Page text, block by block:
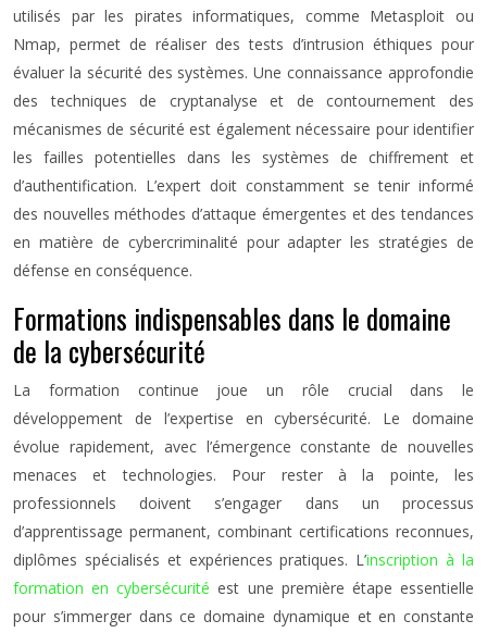
utilisés par les pirates informatiques, comme Metasploit ou
Nmap, permet de réaliser des tests d’intrusion éthiques pour
évaluer la sécurité des systèmes. Une connaissance approfondie
des techniques de cryptanalyse et de contournement des
mécanismes de sécurité est également nécessaire pour identifier
les failles potentielles dans les systèmes de chiffrement et
d’authentification. L’expert doit constamment se tenir informé
des nouvelles méthodes d’attaque émergentes et des tendances
en matière de cybercriminalité pour adapter les stratégies de
défense en conséquence.
Formations indispensables dans le domaine
de la cybersécurité
La formation continue joue un rôle crucial dans le
développement de l’expertise en cybersécurité. Le domaine
évolue rapidement, avec l’émergence constante de nouvelles
menaces et technologies. Pour rester à la pointe, les
professionnels doivent s’engager dans un processus
d’apprentissage permanent, combinant certifications reconnues,
diplômes spécialisés et expériences pratiques. L’inscription à la
formation en cybersécurité est une première étape essentielle
pour s’immerger dans ce domaine dynamique et en constante